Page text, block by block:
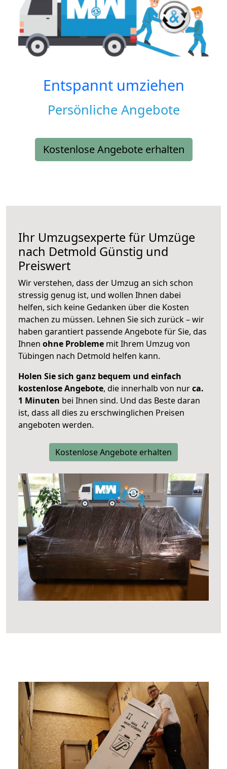
Entspannt umziehen
Persönliche Angebote
Kostenlose Angebote erhalten
Ihr Umzugsexperte für Umzüge
nach Detmold Günstig und
Preiswert
Wir verstehen, dass der Umzug an sich schon
stressig genug ist, und wollen Ihnen dabei
helfen, sich keine Gedanken über die Kosten
machen zu müssen. Lehnen Sie sich zurück – wir
haben garantiert passende Angebote für Sie, das
Ihnen ohne Probleme mit Ihrem Umzug von
Tübingen nach Detmold helfen kann.
Holen Sie sich ganz bequem und einfach
kostenlose Angebote, die innerhalb von nurca.
1 Minuten bei Ihnen sind. Und das Beste daran
ist, dass all dies zu erschwinglichen Preisen
angeboten werden.
Kostenlose Angebote erhalten